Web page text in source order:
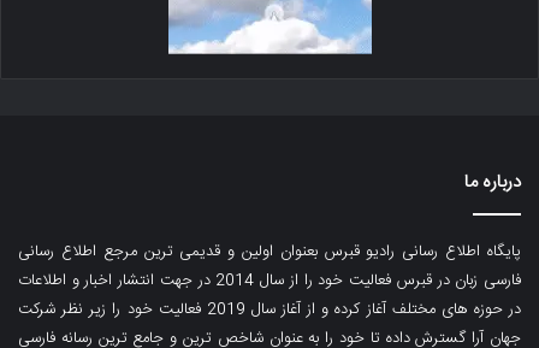
درباره ما
پایگاه اطلاع رسانی رادیو قبرس بعنوان اولین و قدیمی ترین مرجع اطلاع رسانی
فارسی زبان در قبرس فعالیت خود را از سال 2014 در جهت انتشار اخبار و اطلاعات
در حوزه های مختلف آغاز کرده و از آغاز سال 2019 فعالیت خود را زیر نظر شرکت
جهان آرا گسترش داده تا خود را به عنوان شاخص ترین و جامع ترین رسانه فارسی